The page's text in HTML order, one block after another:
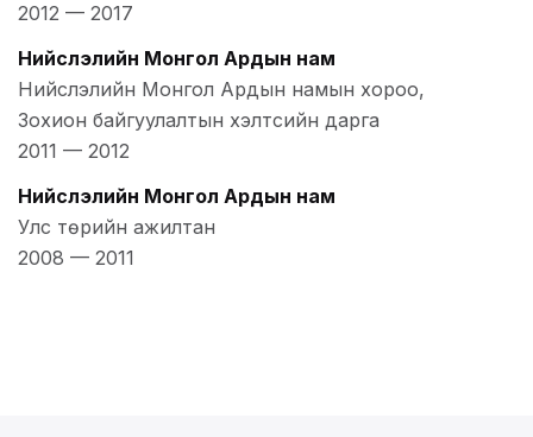
2012 — 2017
Нийслэлийн Монгол Ардын нам
Нийслэлийн Монгол Ардын намын хороо,
Зохион байгуулалтын хэлтсийн дарга
2011 — 2012
Нийслэлийн Монгол Ардын нам
Улс төрийн ажилтан
2008 — 2011